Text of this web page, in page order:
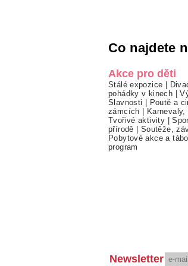
Co najdete
Akce pro děti
Stálé expozice |
pohádky v kinech |
Slavnosti | Poutě a
zámcích |
Tvořivé aktivity |
přírodě | Soutěže,
Pobytové akce a
program
Newsletter